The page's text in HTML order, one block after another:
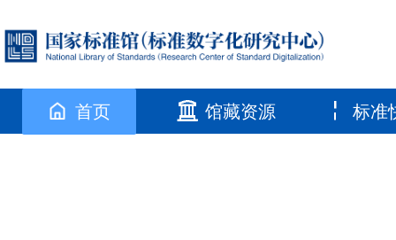
首页 馆藏资源 标准